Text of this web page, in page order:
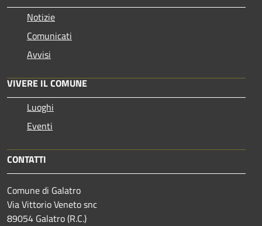
Notizie
Comunicati
Avvisi
VIVERE IL COMUNE
Luoghi
Eventi
CONTATTI
Comune di Galatro
Via Vittorio Veneto snc
89054 Galatro (R.C.)